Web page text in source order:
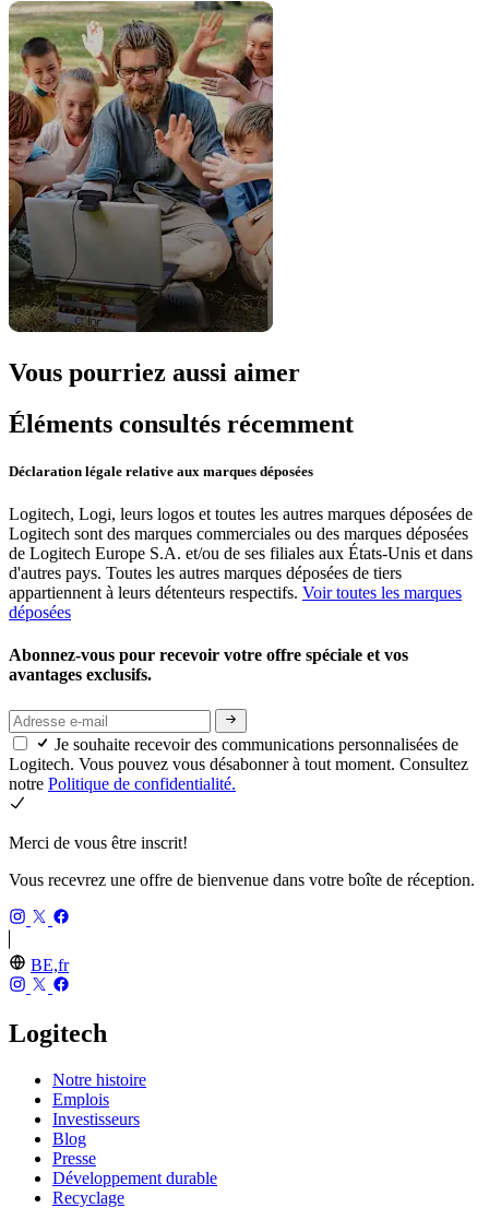
Vous pourriez aussi aimer
Éléments consultés récemment
Déclaration légale relative aux marques déposées
Logitech, Logi, leurs logos et toutes les autres marques déposées de
Logitech sont des marques commerciales ou des marques déposées
de Logitech Europe S.A. et/ou de ses filiales aux États-Unis et dans
d'autres pays. Toutes les autres marques déposées de tiers
appartiennent à leurs détenteurs respectifs. Voir toutes les marques
déposées
Abonnez-vous pour recevoir votre offre spéciale et vos
avantages exclusifs.
Je souhaite recevoir des communications personnalisées de
Logitech. Vous pouvez vous désabonner à tout moment. Consultez
notre Politique de confidentialité.
Merci de vous être inscrit!
Vous recevrez une offre de bienvenue dans votre boîte de réception.
BE,fr
Logitech
Notre histoire
Emplois
Investisseurs
Blog
Presse
Développement durable
Recyclage